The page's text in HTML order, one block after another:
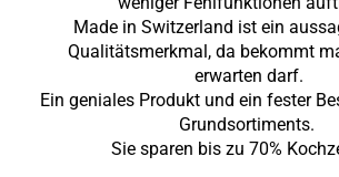
Made in Switzerland ist ein
Qualitätsmerkmal, da bekommt
erwarten darf.
Ein geniales Produkt und ein fester
Grundsortiments.
Sie sparen bis zu 70%